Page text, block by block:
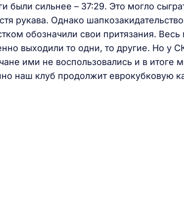
были сильнее – 37:29. Это могло
рукава. Однако
обозначили свои притязания.
выходили то одни, то другие. Но у
ими не воспользовались и в итоге
наш клуб продолжит еврокубковую